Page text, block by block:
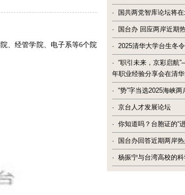
、经管学院、电子系等6个院
· 国共两党智库论坛将
· 国台办 回应两岸近期
· 2025清华大学台生冬
· “职引未来，京彩启航
年职业经验分享会在清
· “势”字当选2025海峡
· 京台人才发展论坛
· 你知道吗？台胞证的“
· 国台办回答近期两岸
· 杨振宁与台湾高校的